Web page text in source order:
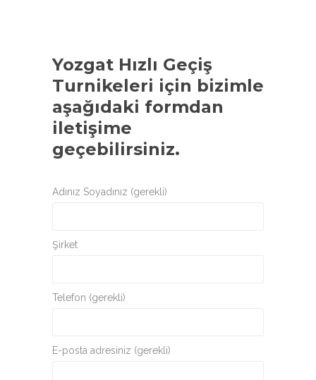
Yozgat Hızlı Geçiş
Turnikeleri için bizimle
aşağıdaki formdan
iletişime
geçebilirsiniz.
Adınız Soyadınız (gerekli)
Şirket
Telefon (gerekli)
E-posta adresiniz (gerekli)